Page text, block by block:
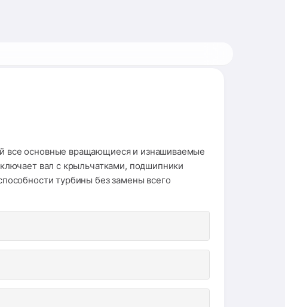
все основные вращающиеся и изнашиваемые
вал с крыльчатками, подшипники
турбины без замены всего